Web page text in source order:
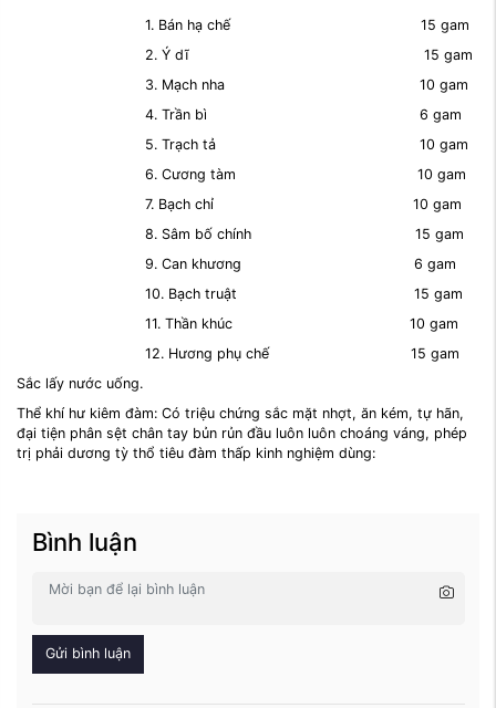
1. Bán hạ chế 15 gam
2. Ý dĩ 15 gam
3. Mạch nha 10 gam
4. Trần bì 6 gam
5. Trạch tả 10 gam
6. Cương tàm 10 gam
7. Bạch chỉ 10 gam
8. Sâm bố chính 15 gam
9. Can khương 6 gam
10. Bạch truật 15 gam
11. Thần khúc 10 gam
12. Hương phụ chế 15 gam
Sắc lấy nước uống.
Thể khí hư kiêm đàm: Có triệu chứng sắc mặt nhợt, ăn kém, tự hãn,
đại tiện phân sệt chân tay bủn rủn đầu luôn luôn choáng váng, phép
trị phải dương tỳ thổ tiêu đàm thấp kinh nghiệm dùng:
Bình luận
Gửi bình luận